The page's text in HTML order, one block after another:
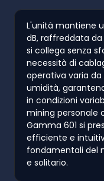
L'unità mantiene
dB, raffreddata
si collega senza
necessità di
operativa varia da
umidità,
in condizioni
mining personale
Gamma 601 si
efficiente e
fondamentali del
e solitario.